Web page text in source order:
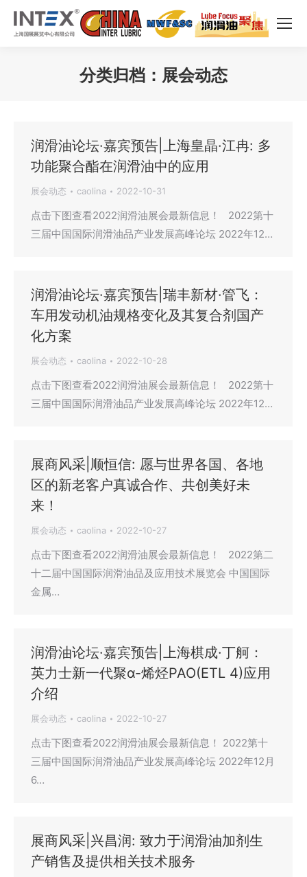
分类归档： 展会动态
润滑油论坛·嘉宾预告|上海皇晶·江冉: 多
功能聚合酯在润滑油中的应用
展会动态 caolina 2022-10-31
点击下图查看2022润滑油展会最新信息！ 2022第十
三届中国国际润滑油品产业发展高峰论坛 2022年12…
润滑油论坛·嘉宾预告|瑞丰新材·管飞：
车用发动机油规格变化及其复合剂国产
化方案
展会动态 caolina 2022-10-28
点击下图查看2022润滑油展会最新信息！ 2022第十
三届中国国际润滑油品产业发展高峰论坛 2022年12…
展商风采|顺恒信: 愿与世界各国、各地
区的新老客户真诚合作、共创美好未
来！
展会动态 caolina 2022-10-27
点击下图查看2022润滑油展会最新信息！ 2022第二
十二届中国国际润滑油品及应用技术展览会 中国国际
金属…
润滑油论坛·嘉宾预告|上海棋成·丁舸：
英力士新一代聚α-烯烃PAO(ETL 4)应用
介绍
展会动态 caolina 2022-10-27
点击下图查看2022润滑油展会最新信息！ 2022第十
三届中国国际润滑油品产业发展高峰论坛 2022年12月
6…
展商风采|兴昌润: 致力于润滑油加剂生
产销售及提供相关技术服务